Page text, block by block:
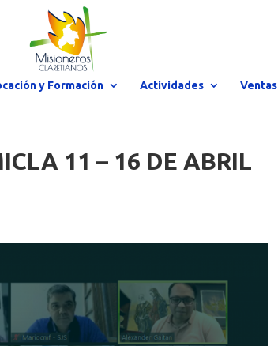
y Formación Actividades Ventas
11 – 16 DE ABRIL